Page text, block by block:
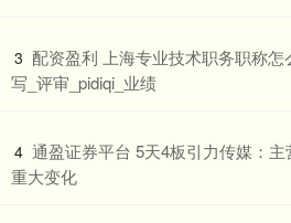
3 配资盈利 上海专业技术职务职称
写_评审_pidiqi_业绩
4 通盈证券平台 5天4板引力传媒：
重大变化